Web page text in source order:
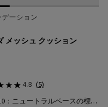
ーション
メッシュ クッション
4.8 (5)
LN10：ニュートラルベースの標準的な色★